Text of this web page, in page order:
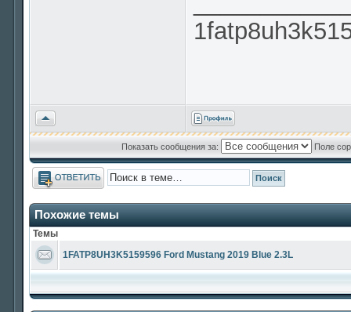
Вернуться
к
началу
Показать сообщения за: Поле
Ответить
Похожие темы
Темы
1FATP8UH3K5159596 Ford Mustang 2019 Blue 2.3L